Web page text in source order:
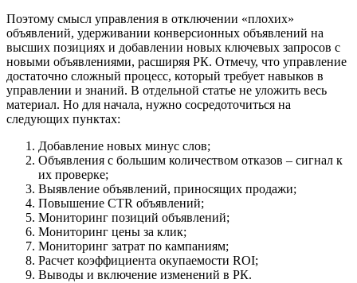
Поэтому смысл управления в отключении «плохих»
объявлений, удерживании конверсионных объявлений на
высших позициях и добавлении новых ключевых запросов с
новыми объявлениями, расширяя РК. Отмечу, что управление
достаточно сложный процесс, который требует навыков в
управлении и знаний. В отдельной статье не уложить весь
материал. Но для начала, нужно сосредоточиться на
следующих пунктах:
Добавление новых минус слов;
Объявления с большим количеством отказов – сигнал к
их проверке;
Выявление объявлений, приносящих продажи;
Повышение CTR объявлений;
Мониторинг позиций объявлений;
Мониторинг цены за клик;
Мониторинг затрат по кампаниям;
Расчет коэффициента окупаемости ROI;
Выводы и включение изменений в РК.